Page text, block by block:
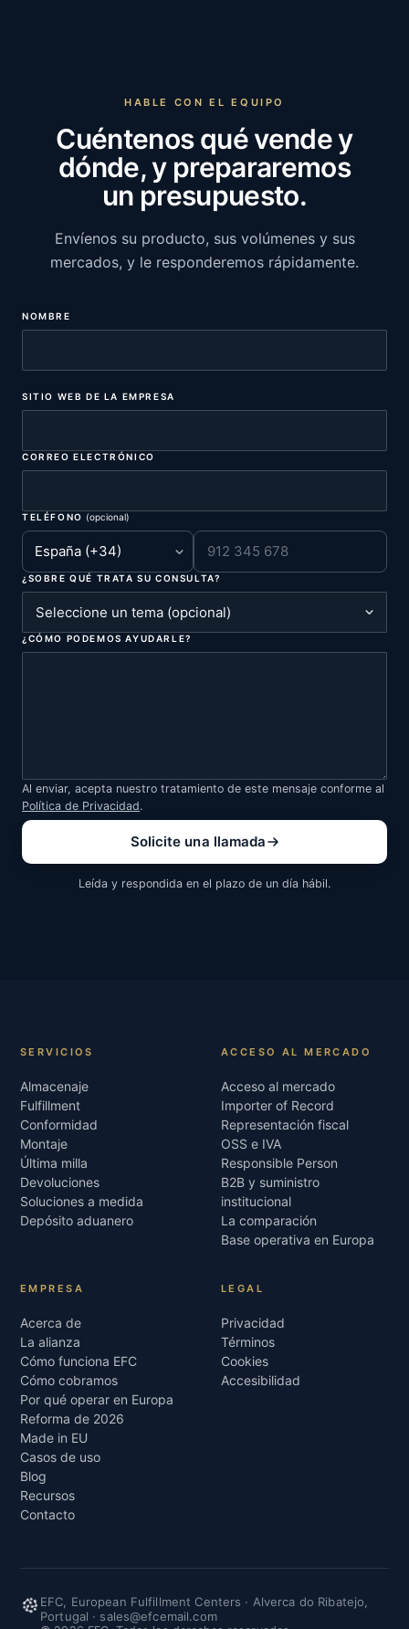
HABLE CON EL EQUIPO
Cuéntenos qué vende y
dónde, y prepararemos
un presupuesto.
Envíenos su producto, sus volúmenes y sus
mercados, y le responderemos rápidamente.
NOMBRE
SITIO WEB DE LA EMPRESA
CORREO ELECTRÓNICO
TELÉFONO (opcional)
¿SOBRE QUÉ TRATA SU CONSULTA?
¿CÓMO PODEMOS AYUDARLE?
Al enviar, acepta nuestro tratamiento de este mensaje conforme al
Política de Privacidad.
Solicite una llamada
Leída y respondida en el plazo de un día hábil.
SERVICIOS
Almacenaje
Fulfillment
Conformidad
Montaje
Última milla
Devoluciones
Soluciones a medida
Depósito aduanero
ACCESO AL MERCADO
Acceso al mercado
Importer of Record
Representación fiscal
OSS e IVA
Responsible Person
B2B y suministro
institucional
La comparación
Base operativa en Europa
EMPRESA
Acerca de
La alianza
Cómo funciona EFC
Cómo cobramos
Por qué operar en Europa
Reforma de 2026
Made in EU
Casos de uso
Blog
Recursos
Contacto
LEGAL
Privacidad
Términos
Cookies
Accesibilidad
EFC, European Fulfillment Centers · Alverca do Ribatejo,
Portugal · sales@efcemail.com